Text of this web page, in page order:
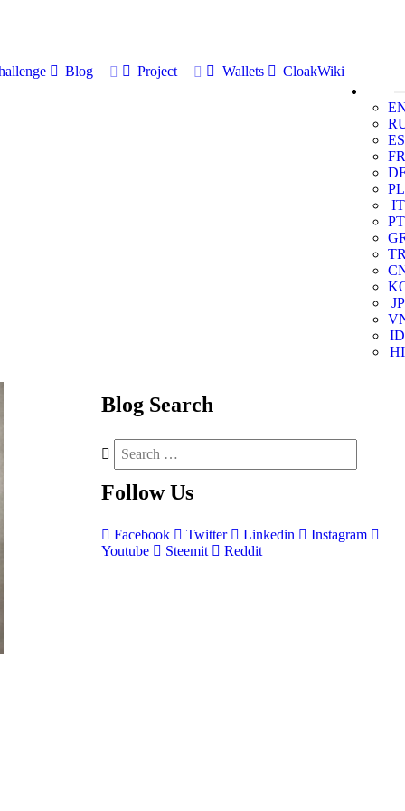
Blog Project Wallets
CloakWiki
ES
FR
PL
IT
PT
JP
ID
HI
Blog Search
Follow Us
Facebook Twitter Linkedin
Instagram
Youtube
Steemit Reddit